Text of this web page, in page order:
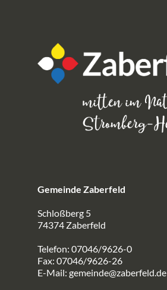
Gemeinde Zaberfeld
Schloßberg 5
74374 Zaberfeld
Telefon: 07046/9626-0
Fax: 07046/9626-26
E-Mail: gemeinde@zaberfeld.de